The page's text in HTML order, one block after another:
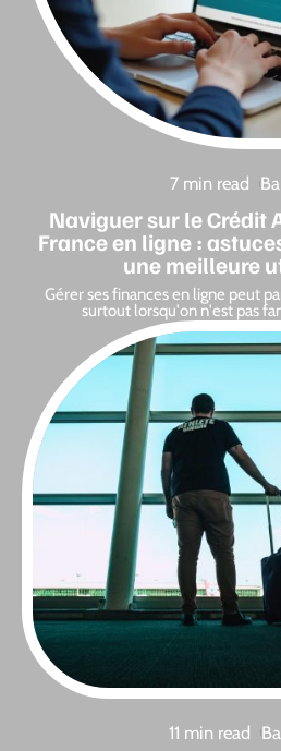
7 min read
Naviguer sur le Crédit
France en ligne :
une meilleure
Gérer ses finances en ligne peut
surtout lorsqu'on n'est pas
11 min read